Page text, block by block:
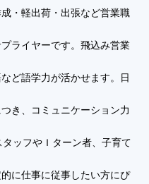
・軽出荷・出張など営業職
ライヤーです。飛込み営業
ど語学力が活かせます。日
き、コミュニケーション力
ッフやＩターン者、子育て
に仕事に従事したい方にぴ